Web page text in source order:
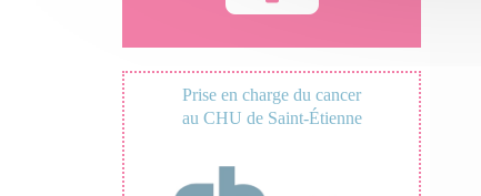
Prise en charge du cancer
au CHU de Saint-Étienne